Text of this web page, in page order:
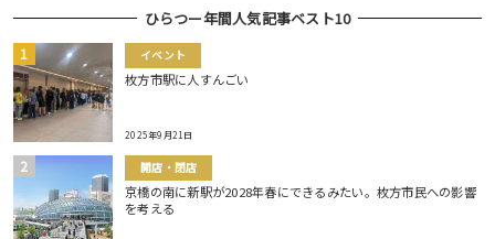
ひらつー年間人気記事ベスト10
イベント
枚方市駅に人すんごい
2025年9月21日
開店・閉店
京橋の南に新駅が2028年春にできるみたい。枚方市民への影響
を考える